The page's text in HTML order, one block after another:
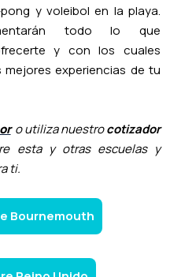
y voleibol en la playa.
todo lo que
y con los cuales
experiencias de tu
o utiliza nuestrocotizador
esta y otras escuelas y
ti.
Bournemouth